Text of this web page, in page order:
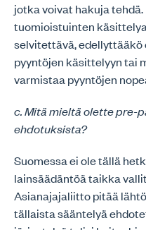
jotka voivat hakuja
tuomioistuinten
selvitettävä, edellyttääkö
pyyntöjen käsittelyyn tai
varmistaa pyyntöjen
c. Mitä mieltä olette pre-
ehdotuksista?
Suomessa ei ole tällä
lainsäädäntöä taikka
Asianajajaliitto pitää
tällaista sääntelyä